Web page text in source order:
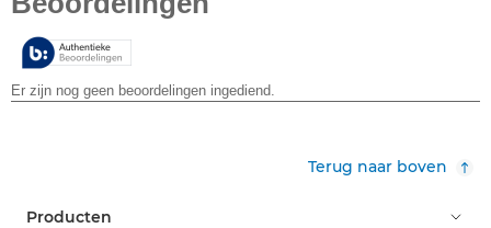
sterren.
Terug naar boven
Producten